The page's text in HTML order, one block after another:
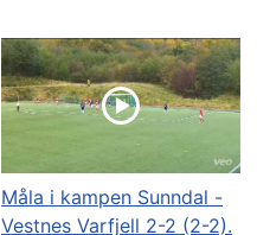
Måla i kampen Sunndal -
Vestnes Varfjell 2-2 (2-2).